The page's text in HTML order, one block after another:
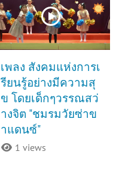
เพลง สังคมแห่งการเ
รียนรู้อย่างมีความสุ
ข โดยเด็กๆวรรณสว่
างจิต "ชมรมวัยซ่าข
าแดนซ์"
1 views